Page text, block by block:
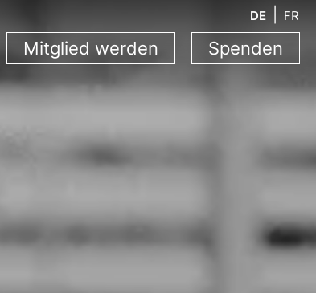
DE FR
Mitglied werden Spenden